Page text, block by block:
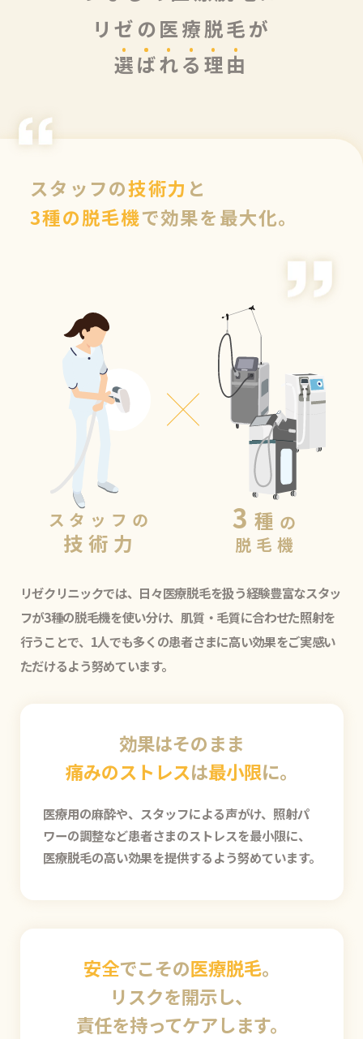
リゼの医療脱毛が
選ばれる 理由
スタッフの技術力 と
3種の脱毛機で効果を最大化。
スタッフの
技術力
3 種 の
脱毛機
リゼクリニックでは、日々医療脱毛を扱う経験豊富なスタッ
フが3種の脱毛機を使い分け、肌質・毛質に合わせた照射を
行うことで、1人でも多くの患者さまに高い効果をご実感い
ただけるよう努めています。
効果はそのまま
痛みのストレスは最小限に。
医療用の麻酔や、スタッフによる声がけ、照射パ
ワーの調整など患者さまのストレスを最小限に、
医療脱毛の高い効果を提供するよう努めています。
安全でこその医療脱毛。
リスクを開示し、
責任を持ってケアします。